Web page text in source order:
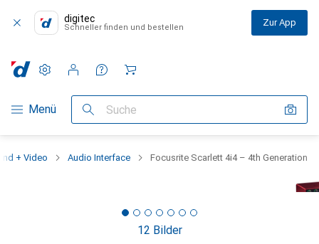
digitec
Schneller finden und bestellen Zur App
Navigation nach Kategorien
Menü Suche
Einstellungen
Kundenkonto
Vergleichslisten
Merklisten
Warenkorb
+ Video Audio Interface Focusrite Scarlett 4i4 – 4th Generation
12 Bilder